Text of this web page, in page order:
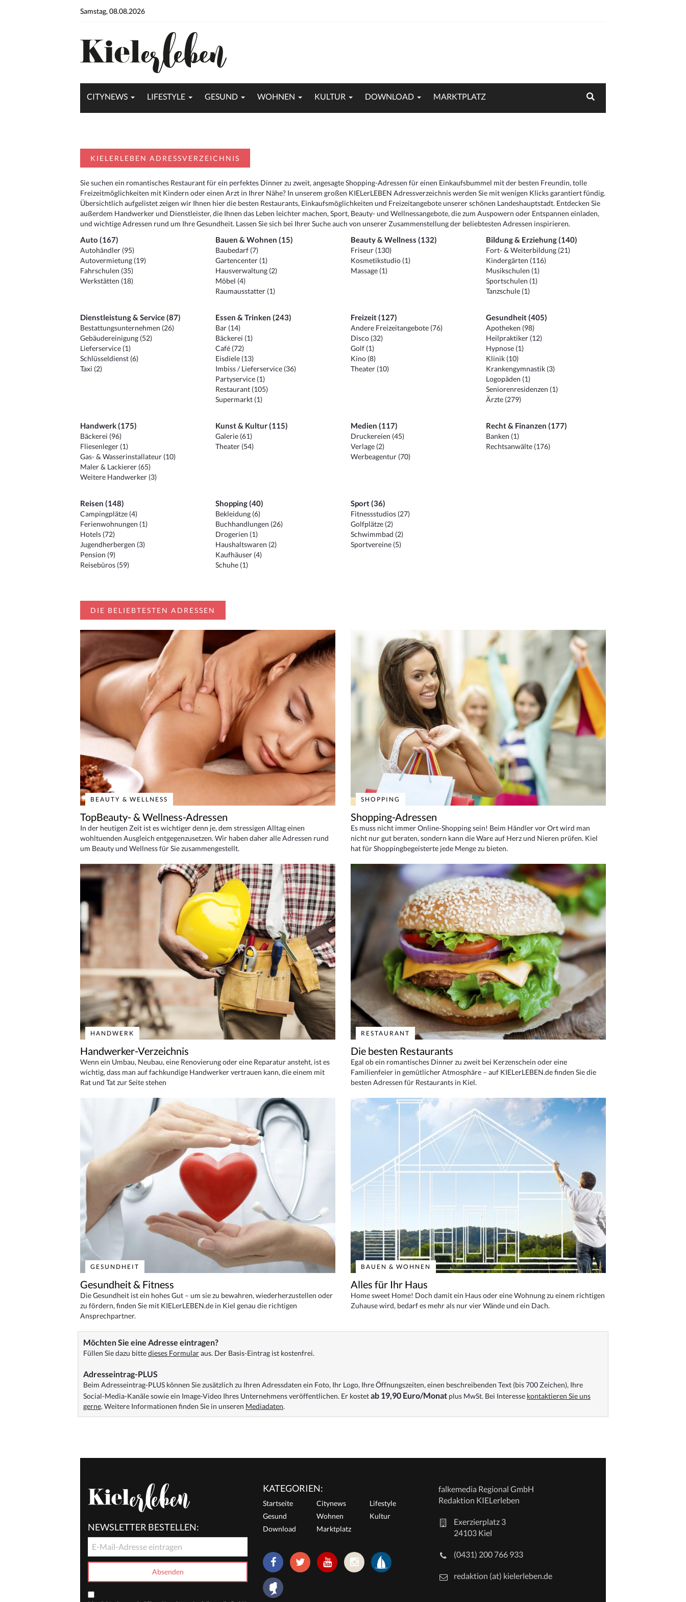
Samstag, 08.08.2026
CITYNEWS LIFESTYLE GESUND WOHNEN KULTUR DOWNLOAD MARKTPLATZ
KIELERLEBEN ADRESSVERZEICHNIS
Sie suchen ein romantisches Restaurant für ein perfektes Dinner zu zweit, angesagte Shopping-Adressen für einen Einkaufsbummel mit der besten Freundin, tolle
Freizeitmöglichkeiten mit Kindern oder einen Arzt in Ihrer Nähe? In unserem großen KIELerLEBEN Adressverzeichnis werden Sie mit wenigen Klicks garantiert fündig.
Übersichtlich aufgelistet zeigen wir Ihnen hier die besten Restaurants, Einkaufsmöglichkeiten und Freizeitangebote unserer schönen Landeshauptstadt. Entdecken Sie
außerdem Handwerker und Dienstleister, die Ihnen das Leben leichter machen, Sport, Beauty- und Wellnessangebote, die zum Auspowern oder Entspannen einladen,
und wichtige Adressen rund um Ihre Gesundheit. Lassen Sie sich bei Ihrer Suche auch von unserer Zusammenstellung der beliebtesten Adressen inspirieren.
Auto (167)
Autohändler (95)
Autovermietung (19)
Fahrschulen (35)
Werkstätten (18)
Bauen & Wohnen (15)
Baubedarf (7)
Gartencenter (1)
Hausverwaltung (2)
Möbel (4)
Raumausstatter (1)
Beauty & Wellness (132)
Friseur (130)
Kosmetikstudio (1)
Massage (1)
Bildung & Erziehung (140)
Fort- & Weiterbildung (21)
Kindergärten (116)
Musikschulen (1)
Sportschulen (1)
Tanzschule (1)
Dienstleistung & Service (87)
Bestattungsunternehmen (26)
Gebäudereinigung (52)
Lieferservice (1)
Schlüsseldienst (6)
Taxi (2)
Essen & Trinken (243)
Bar (14)
Bäckerei (1)
Café (72)
Eisdiele (13)
Imbiss / Lieferservice (36)
Partyservice (1)
Restaurant (105)
Supermarkt (1)
Freizeit (127)
Andere Freizeitangebote (76)
Disco (32)
Golf (1)
Kino (8)
Theater (10)
Gesundheit (405)
Apotheken (98)
Heilpraktiker (12)
Hypnose (1)
Klinik (10)
Krankengymnastik (3)
Logopäden (1)
Seniorenresidenzen (1)
Ärzte (279)
Handwerk (175)
Bäckerei (96)
Fliesenleger (1)
Gas- & Wasserinstallateur (10)
Maler & Lackierer (65)
Weitere Handwerker (3)
Kunst & Kultur (115)
Galerie (61)
Theater (54)
Medien (117)
Druckereien (45)
Verlage (2)
Werbeagentur (70)
Recht & Finanzen (177)
Banken (1)
Rechtsanwälte (176)
Reisen (148)
Campingplätze (4)
Ferienwohnungen (1)
Hotels (72)
Jugendherbergen (3)
Pension (9)
Reisebüros (59)
Shopping (40)
Bekleidung (6)
Buchhandlungen (26)
Drogerien (1)
Haushaltswaren (2)
Kaufhäuser (4)
Schuhe (1)
Sport (36)
Fitnessstudios (27)
Golfplätze (2)
Schwimmbad (2)
Sportvereine (5)
DIE BELIEBTESTEN ADRESSEN
BEAUTY & WELLNESS
TopBeauty- & Wellness-Adressen
In der heutigen Zeit ist es wichtiger denn je, dem stressigen Alltag einen
wohltuenden Ausgleich entgegenzusetzen. Wir haben daher alle Adressen rund
um Beauty und Wellness für Sie zusammengestellt.
SHOPPING
Shopping-Adressen
Es muss nicht immer Online-Shopping sein! Beim Händler vor Ort wird man
nicht nur gut beraten, sondern kann die Ware auf Herz und Nieren prüfen. Kiel
hat für Shoppingbegeisterte jede Menge zu bieten.
HANDWERK
Handwerker-Verzeichnis
Wenn ein Umbau, Neubau, eine Renovierung oder eine Reparatur ansteht, ist es
wichtig, dass man auf fachkundige Handwerker vertrauen kann, die einem mit
Rat und Tat zur Seite stehen
RESTAURANT
Die besten Restaurants
Egal ob ein romantisches Dinner zu zweit bei Kerzenschein oder eine
Familienfeier in gemütlicher Atmosphäre – auf KIELerLEBEN.de finden Sie die
besten Adressen für Restaurants in Kiel.
GESUNDHEIT
Gesundheit & Fitness
Die Gesundheit ist ein hohes Gut – um sie zu bewahren, wiederherzustellen oder
zu fördern, finden Sie mit KIELerLEBEN.de in Kiel genau die richtigen
Ansprechpartner.
BAUEN & WOHNEN
Alles für Ihr Haus
Home sweet Home! Doch damit ein Haus oder eine Wohnung zu einem richtigen
Zuhause wird, bedarf es mehr als nur vier Wände und ein Dach.
Möchten Sie eine Adresse eintragen?
Füllen Sie dazu bittedieses Formularaus. Der Basis-Eintrag ist kostenfrei.
Adresseintrag-PLUS
Beim Adresseintrag-PLUS können Sie zusätzlich zu Ihren Adressdaten ein Foto, Ihr Logo, Ihre Öffnungszeiten, einen beschreibenden Text (bis 700 Zeichen), Ihre
Social-Media-Kanäle sowie ein Image-Video Ihres Unternehmens veröffentlichen. Er kostetab 19,90 Euro/Monat plus MwSt. Bei Interesse kontaktieren Sie uns
gerne. Weitere Informationen finden Sie in unseren Mediadaten.
NEWSLETTER BESTELLEN:
KATEGORIEN:
Startseite Citynews
Lifestyle
Gesund
Wohnen
Kultur
Download
Marktplatz
falkemedia Regional GmbH
Redaktion KIELerleben
Exerzierplatz 3
24103 Kiel
(0431) 200 766 933
redaktion (at) kielerleben.de